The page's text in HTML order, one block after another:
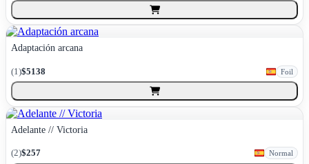
Adaptación arcana
(1)$5138 Foil
Adelante // Victoria
(2)$257 Normal